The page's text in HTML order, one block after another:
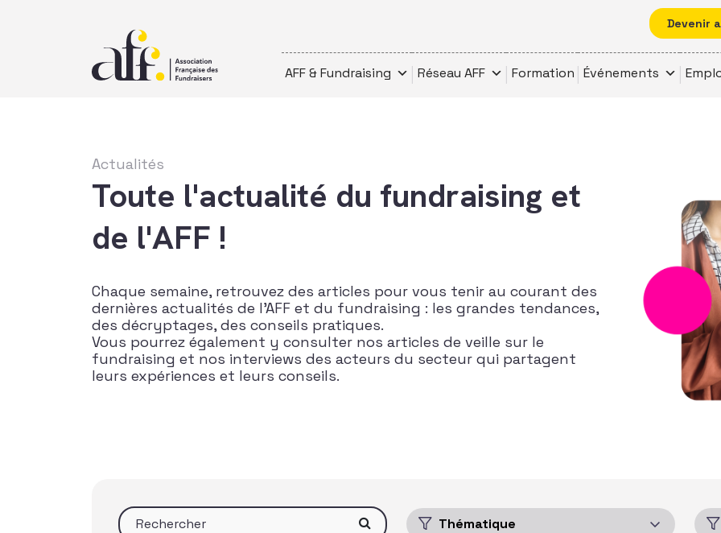
Devenir
AFF & Fundraising Réseau AFF Formation Événements
Actualités
Toute l'actualité du fundraising et
de l'AFF !
Chaque semaine, retrouvez des articles pour vous tenir au courant des
dernières actualités de l’AFF et du fundraising : les grandes tendances,
des décryptages, des conseils pratiques.
Vous pourrez également y consulter nos articles de veille sur le
fundraising et nos interviews des acteurs du secteur qui partagent
leurs expériences et leurs conseils.